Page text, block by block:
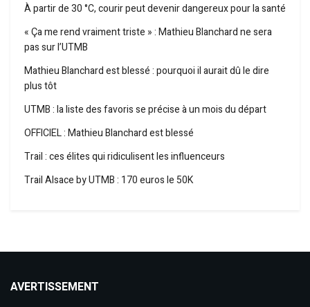
À partir de 30 °C, courir peut devenir dangereux pour la santé
« Ça me rend vraiment triste » : Mathieu Blanchard ne sera
pas sur l’UTMB
Mathieu Blanchard est blessé : pourquoi il aurait dû le dire
plus tôt
UTMB : la liste des favoris se précise à un mois du départ
OFFICIEL : Mathieu Blanchard est blessé
Trail : ces élites qui ridiculisent les influenceurs
Trail Alsace by UTMB : 170 euros le 50K
AVERTISSEMENT